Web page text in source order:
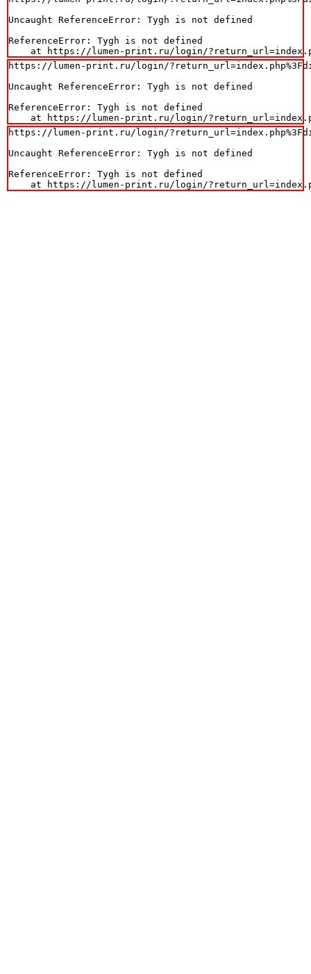
Uncaught ReferenceError: Tygh is not defined
ReferenceError: Tygh is not defined
at https://lumen-print.ru/login/
https://lumen-print.ru/login/
Uncaught ReferenceError: Tygh is not defined
ReferenceError: Tygh is not defined
at https://lumen-print.ru/login/
https://lumen-print.ru/login/
Uncaught ReferenceError: Tygh is not defined
ReferenceError: Tygh is not defined
at https://lumen-print.ru/login/